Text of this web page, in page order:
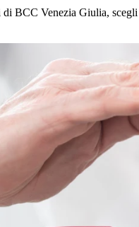
BCC Venezia Giulia,